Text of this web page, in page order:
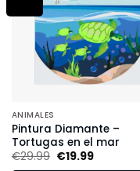
ANIMALES
Pintura Diamante –
Tortugas en el mar
€29.99 €19.99